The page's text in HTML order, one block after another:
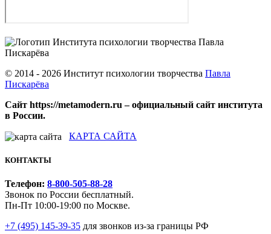
© 2014 - 2026 Институт психологии творчества Павла
Пискарёва
Сайт https://metamodern.ru – официальный сайт института
в России.
КАРТА САЙТА
КОНТАКТЫ
Телефон: 8-800-505-88-28
Звонок по России бесплатный.
Пн-Пт 10:00-19:00 по Москве.
+7 (495) 145-39-35 для звонков из-за границы РФ